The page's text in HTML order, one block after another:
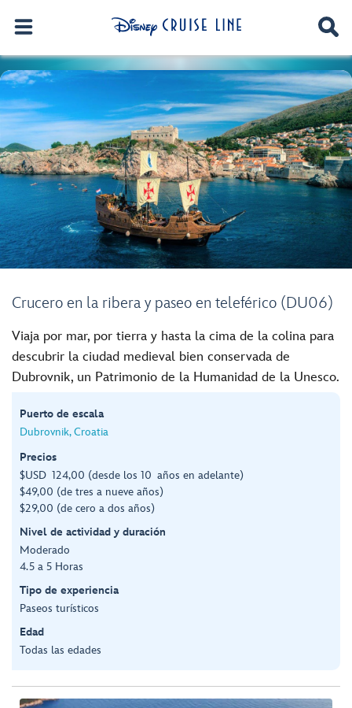
Crucero en la ribera y paseo en teleférico (DU06)
Viaja por mar, por tierra y hasta la cima de la colina para
descubrir la ciudad medieval bien conservada de
Dubrovnik, un Patrimonio de la Humanidad de la Unesco.
Puerto de escala
Dubrovnik, Croatia
Precios
$USD 124,00 (desde los 10 años en adelante)
$49,00 (de tres a nueve años)
$29,00 (de cero a dos años)
Nivel de actividad y duración
Moderado
4.5 a 5 Horas
Tipo de experiencia
Paseos turísticos
Edad
Todas las edades